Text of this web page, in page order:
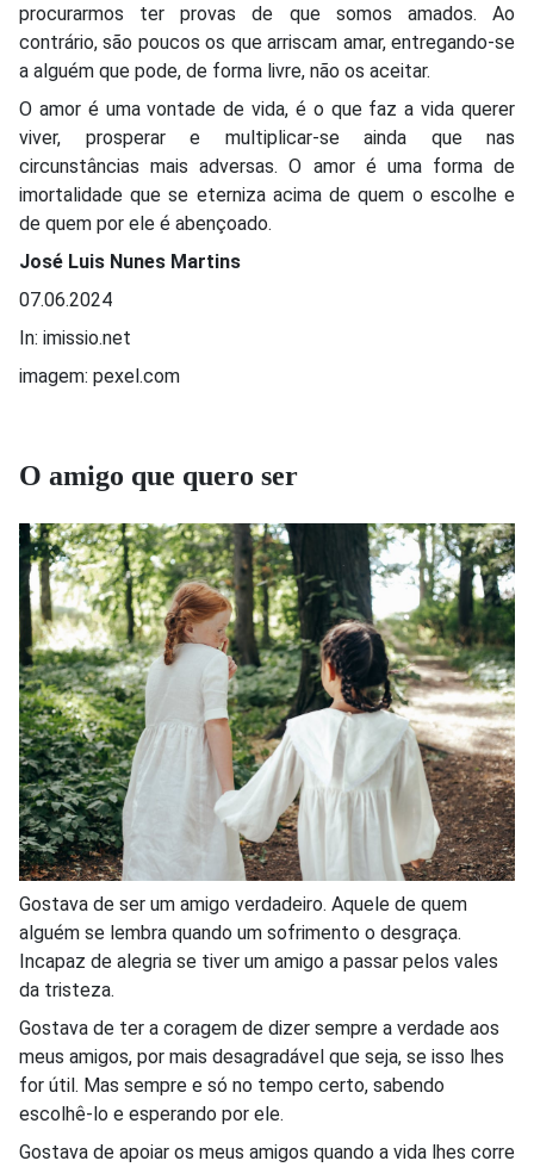
procurarmos ter provas de que somos amados. Ao
contrário, são poucos os que arriscam amar, entregando-se
a alguém que pode, de forma livre, não os aceitar.
O amor é uma vontade de vida, é o que faz a vida querer
viver, prosperar e multiplicar-se ainda que nas
circunstâncias mais adversas. O amor é uma forma de
imortalidade que se eterniza acima de quem o escolhe e
de quem por ele é abençoado.
José Luis Nunes Martins
07.06.2024
In: imissio.net
imagem: pexel.com
O amigo que quero ser
Gostava de ser um amigo verdadeiro. Aquele de quem
alguém se lembra quando um sofrimento o desgraça.
Incapaz de alegria se tiver um amigo a passar pelos vales
da tristeza.
Gostava de ter a coragem de dizer sempre a verdade aos
meus amigos, por mais desagradável que seja, se isso lhes
for útil. Mas sempre e só no tempo certo, sabendo
escolhê-lo e esperando por ele.
Gostava de apoiar os meus amigos quando a vida lhes corre